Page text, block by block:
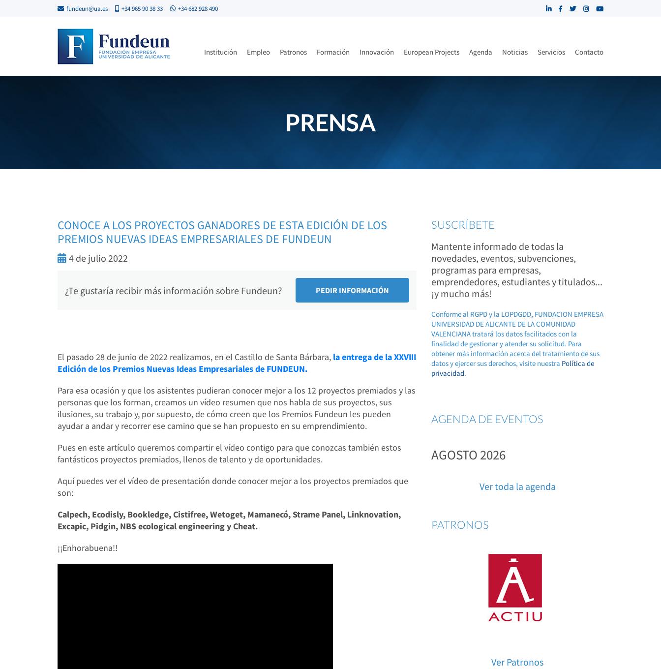
fundeun@ua.es +34 965 90 38 33 +34 682 928 490
Institución Empleo Patronos Formación Innovación European Projects Agenda Noticias Servicios Contacto
PRENSA
CONOCE A LOS PROYECTOS GANADORES DE ESTA EDICIÓN DE LOS
PREMIOS NUEVAS IDEAS EMPRESARIALES DE FUNDEUN
4 de julio 2022
¿Te gustaría recibir más información sobre Fundeun?
El pasado 28 de junio de 2022 realizamos, en el Castillo de Santa Bárbara, la entrega de la XXVIII
Edición de los Premios Nuevas Ideas Empresariales de FUNDEUN.
Para esa ocasión y que los asistentes pudieran conocer mejor a los 12 proyectos premiados y las
personas que los forman, creamos un vídeo resumen que nos habla de sus proyectos, sus
ilusiones, su trabajo y, por supuesto, de cómo creen que los Premios Fundeun les pueden
ayudar a andar y recorrer ese camino que se han propuesto en su emprendimiento.
Pues en este artículo queremos compartir el vídeo contigo para que conozcas también estos
fantásticos proyectos premiados, llenos de talento y de oportunidades.
Aquí puedes ver el vídeo de presentación donde conocer mejor a los proyectos premiados que
son:
Calpech, Ecodisly, Bookledge, Cistifree, Wetoget, Mamanecó, Strame Panel, Linknovation,
Excapic, Pidgin, NBS ecological engineering y Cheat.
¡¡Enhorabuena!!
SUSCRÍBETE
Mantente informado de todas la
novedades, eventos, subvenciones,
programas para empresas,
emprendedores, estudiantes y titulados...
¡y mucho más!
Conforme al RGPD y la LOPDGDD, FUNDACION EMPRESA
UNIVERSIDAD DE ALICANTE DE LA COMUNIDAD
VALENCIANA tratará los datos facilitados con la
finalidad de gestionar y atender su solicitud. Para
obtener más información acerca del tratamiento de sus
datos y ejercer sus derechos, visite nuestra Política de
privacidad.
AGENDA DE EVENTOS
AGOSTO 2026
Ver toda la agenda
PATRONOS
Ver Patronos